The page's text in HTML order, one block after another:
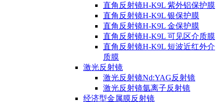
直角反射镜H-K9L 紫外铝保护膜
直角反射镜H-K9L 银保护膜
直角反射镜H-K9L 金保护膜
直角反射镜H-K9L 可见区介质膜
直角反射镜H-K9L 短波近红外介
质膜
激光反射镜
激光反射镜Nd:YAG反射镜
激光反射镜氩离子反射镜
经济型金属膜反射镜